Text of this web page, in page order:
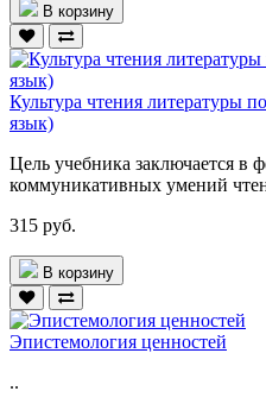
В корзину
Культура чтения литературы
язык)
Цель учебника заключается в
комму­никативных умений
315 руб.
В корзину
Эпистемология ценностей
..